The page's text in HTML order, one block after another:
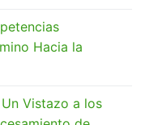
Hacia la
Vistazo a los